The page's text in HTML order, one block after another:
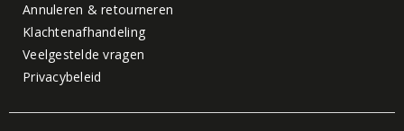
Annuleren & retourneren
Klachtenafhandeling
Veelgestelde vragen
Privacybeleid